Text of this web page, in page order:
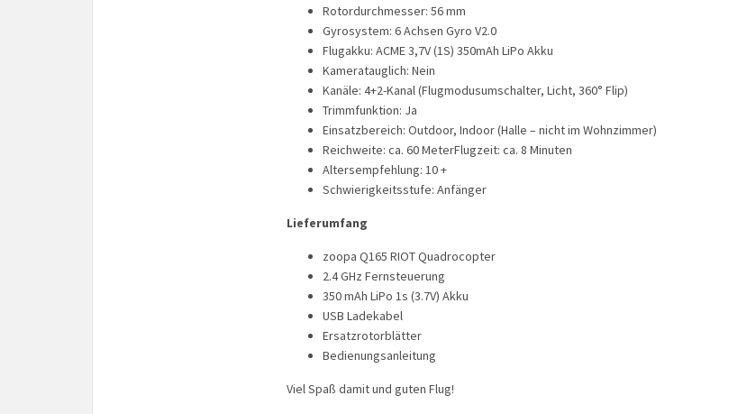
Rotordurchmesser: 56 mm
Gyrosystem: 6 Achsen Gyro V2.0
Flugakku: ACME 3,7V (1S) 350mAh LiPo Akku
Kameratauglich: Nein
Kanäle: 4+2-Kanal (Flugmodusumschalter, Licht, 360° Flip)
Trimmfunktion: Ja
Einsatzbereich: Outdoor, Indoor (Halle – nicht im Wohnzimmer)
Reichweite: ca. 60 MeterFlugzeit: ca. 8 Minuten
Altersempfehlung: 10 +
Schwierigkeitsstufe: Anfänger
Lieferumfang
zoopa Q165 RIOT Quadrocopter
2.4 GHz Fernsteuerung
350 mAh LiPo 1s (3.7V) Akku
USB Ladekabel
Ersatzrotorblätter
Bedienungsanleitung
Viel Spaß damit und guten Flug!